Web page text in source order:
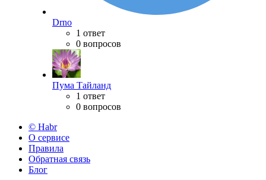
Drno
1 ответ
0 вопросов
Пума Тайланд
1 ответ
0 вопросов
© Habr
О сервисе
Правила
Обратная связь
Блог